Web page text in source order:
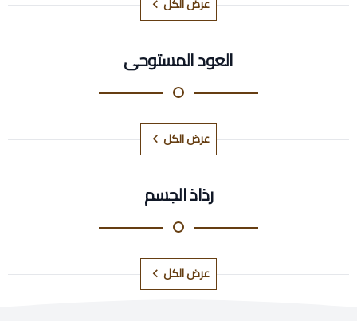
عرض الكل
العود المستوحى
عرض الكل
رذاذ الجسم
عرض الكل